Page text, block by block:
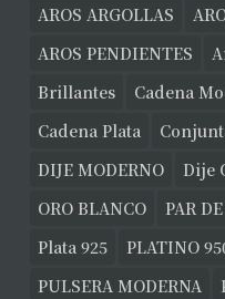
AROS ARGOLLAS
AROS PENDIENTES
Brillantes
Cadena
Cadena Plata
DIJE MODERNO
Dije
ORO BLANCO
PAR
Plata 925
PLATINO
PULSERA MODERNA